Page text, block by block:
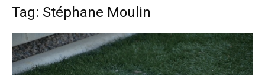
Tag: Stéphane Moulin